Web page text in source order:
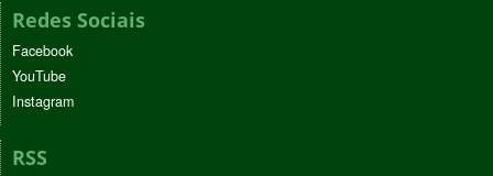
Redes Sociais
Facebook
YouTube
Instagram
RSS